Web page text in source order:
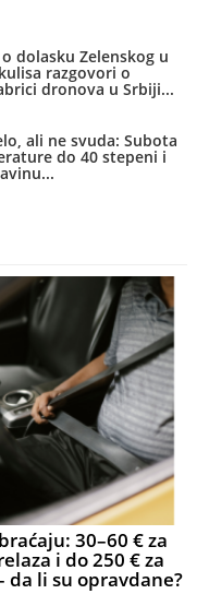
dolasku Zelenskog u
razgovori o
dronova u Srbiji
ali ne svuda: Subota
do 40 stepeni i
30–60 € za
i do 250 € za
da li su opravdane?